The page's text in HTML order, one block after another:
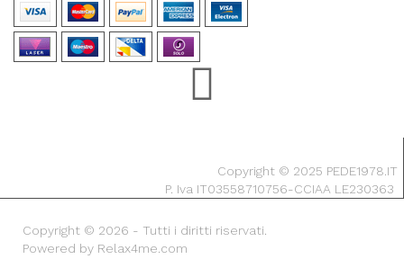
Copyright © 2025 PEDE1978.IT
P. Iva IT03558710756-CCIAA LE230363
Copyright © 2026 - Tutti i diritti riservati.
Powered by Relax4me.com